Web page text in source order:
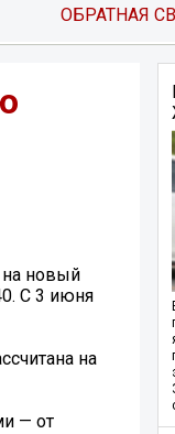
ОБРАТНАЯ
новый
С 3 июня
на
— от